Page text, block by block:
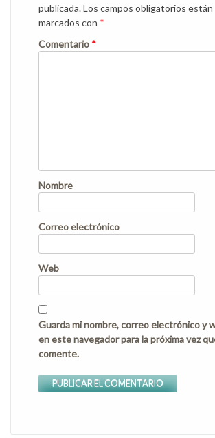
publicada.Los campos obligatorios están
marcados con *
Comentario *
Nombre
Correo electrónico
Web
Guarda mi nombre, correo electrónico y
en este navegador para la próxima vez
comente.